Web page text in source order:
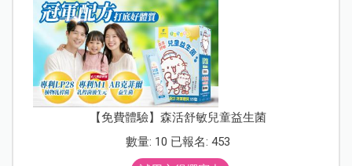
【免費體驗】森活舒敏兒童益生菌
數量: 10 已報名: 453